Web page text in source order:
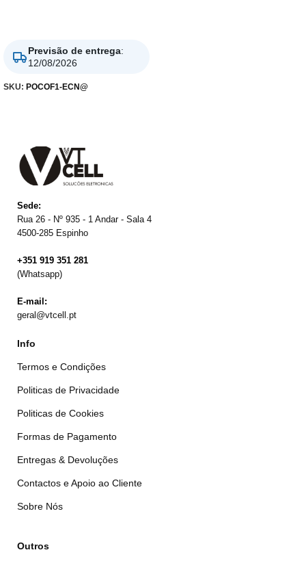
Previsão de entrega:
12/08/2026
SKU: POCOF1-ECN@
Sede:
Rua 26 - Nº 935 - 1 Andar - Sala 4
4500-285 Espinho
+351 919 351 281
(Whatsapp)
E-mail:
geral@vtcell.pt
Info
Termos e Condições
Politicas de Privacidade
Politicas de Cookies
Formas de Pagamento
Entregas & Devoluções
Contactos e Apoio ao Cliente
Sobre Nós
Outros